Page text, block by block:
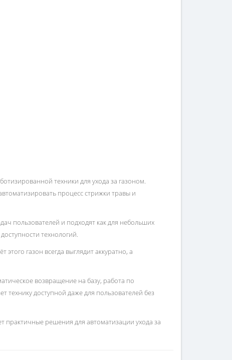
техники для ухода за газоном.
процесс стрижки травы и
пользователей и подходят как для небольших
технологий.
газон всегда выглядит аккуратно, а
возвращение на базу, работа по
технику доступной даже для пользователей без
практичные решения для автоматизации ухода за